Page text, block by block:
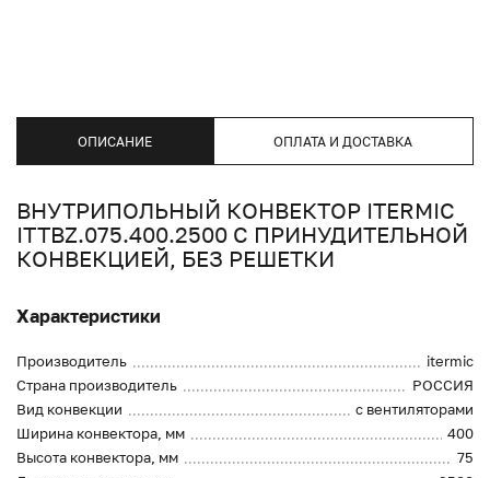
ОПИСАНИЕ ОПЛАТА И ДОСТАВКА
ВНУТРИПОЛЬНЫЙ КОНВЕКТОР ITERMIC
ITTBZ.075.400.2500 С ПРИНУДИТЕЛЬНОЙ
КОНВЕКЦИЕЙ, БЕЗ РЕШЕТКИ
Характеристики
Производитель
itermic
Страна производитель
РОССИЯ
Вид конвекции
с вентиляторами
Ширина конвектора, мм
400
Высота конвектора, мм
75